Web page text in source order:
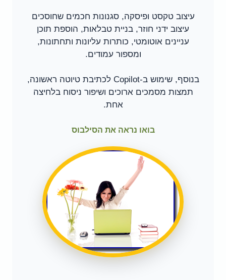
עיצוב טקסט ופיסקה, סגנונות חכמים שחוסכים
עיצוב ידני חוזר, בניית טבלאות, הוספת תוכן
עניינים אוטומטי, כותרות עליונות ותחתונות,
ומספור עמודים.
בנוסף, שימוש ב-Copilot לכתיבת טיוטה ראשונה,
תמצות מסמכים ארוכים ושיפור ניסוח בלחיצה
אחת.
בואו נראה את הסילבוס